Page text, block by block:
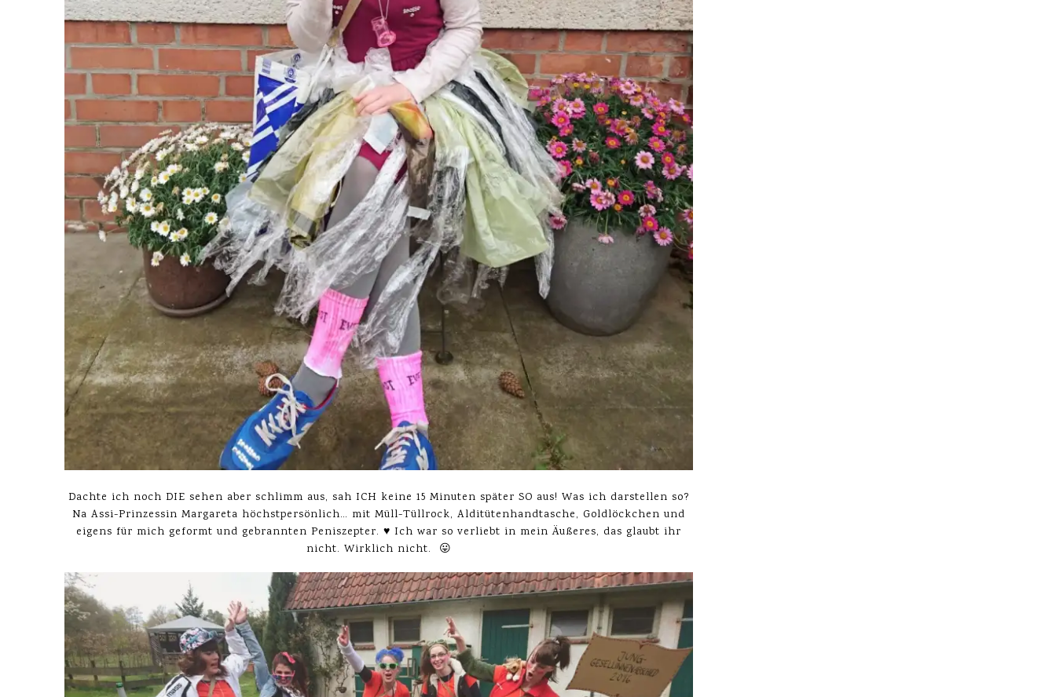
Dachte ich noch DIE sehen aber schlimm aus, sah ICH keine 15 Minuten später SO aus! Was ich darstellen so?
Na Assi-Prinzessin Margareta höchstpersönlich… mit Müll-Tüllrock, Alditütenhandtasche, Goldlöckchen und
eigens für mich geformt und gebrannten Peniszepter. ♥ Ich war so verliebt in mein Äußeres, das glaubt ihr
nicht. Wirklich nicht. 😛